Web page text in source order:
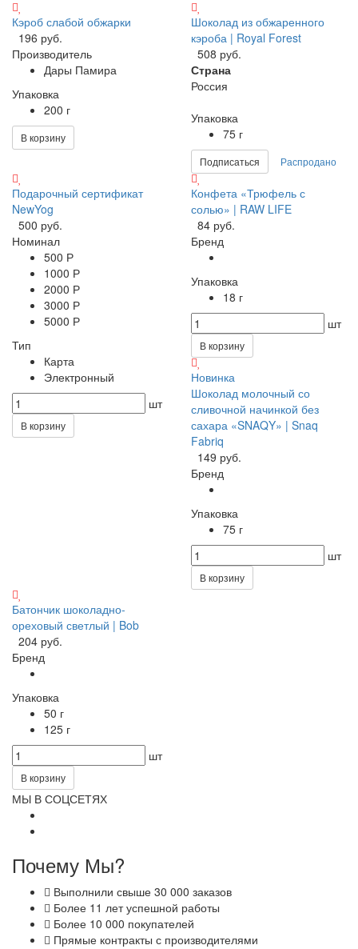
Кэроб слабой обжарки
196 руб.
Производитель
Дары Памира
Упаковка
200 г
В корзину
Шоколад из обжаренного
кэроба | Royal Forest
508 руб.
Страна
Россия
Упаковка
75 г
Подписаться Распродано
Подарочный сертификат
NewYog
500 руб.
Номинал
500 Р
1000 Р
2000 Р
3000 Р
5000 Р
Тип
Карта
Электронный
шт
В корзину
Конфета «Трюфель с
солью» | RAW LIFE
84 руб.
Бренд
Упаковка
18 г
шт
В корзину
Новинка
Шоколад молочный со
сливочной начинкой без
сахара «SNAQY» | Snaq
Fabriq
149 руб.
Бренд
Упаковка
75 г
шт
В корзину
Батончик шоколадно-
ореховый светлый | Bob
204 руб.
Бренд
Упаковка
50 г
125 г
шт
В корзину
МЫ В СОЦСЕТЯХ
Почему Мы?
Выполнили свыше 30 000 заказов
Более 11 лет успешной работы
Более 10 000 покупателей
Прямые контракты с производителями